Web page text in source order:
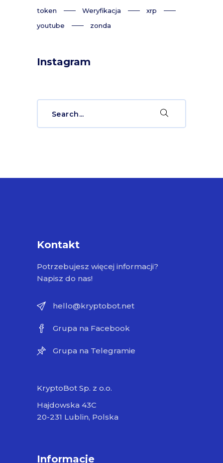
token
Weryfikacja
xrp
youtube
zonda
Instagram
Kontakt
Potrzebujesz więcej informacji?
Napisz do nas!
hello@kryptobot.net
Grupa na Facebook
Grupa na Telegramie
KryptoBot Sp. z o.o.
Hajdowska 43C
20-231 Lublin, Polska
Informacje